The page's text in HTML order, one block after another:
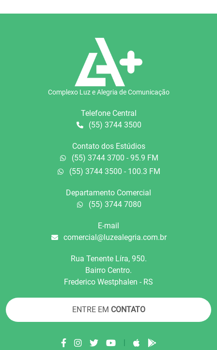
Complexo Luz e Alegria de Comunicação
Telefone Central
(55) 3744 3500
Contato dos Estúdios
(55) 3744 3700 - 95.9 FM
(55) 3744 3500 - 100.3 FM
Departamento Comercial
(55) 3744 7080
E-mail
comercial@luzealegria.com.br
Rua Tenente Líra, 950.
Bairro Centro.
Frederico Westphalen - RS
ENTRE EM CONTATO